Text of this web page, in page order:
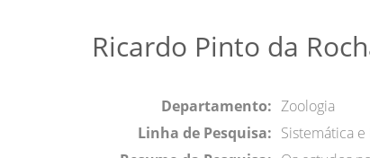
Ricardo Pinto da
Departamento: Zoologia
Linha de Pesquisa: Sistemática